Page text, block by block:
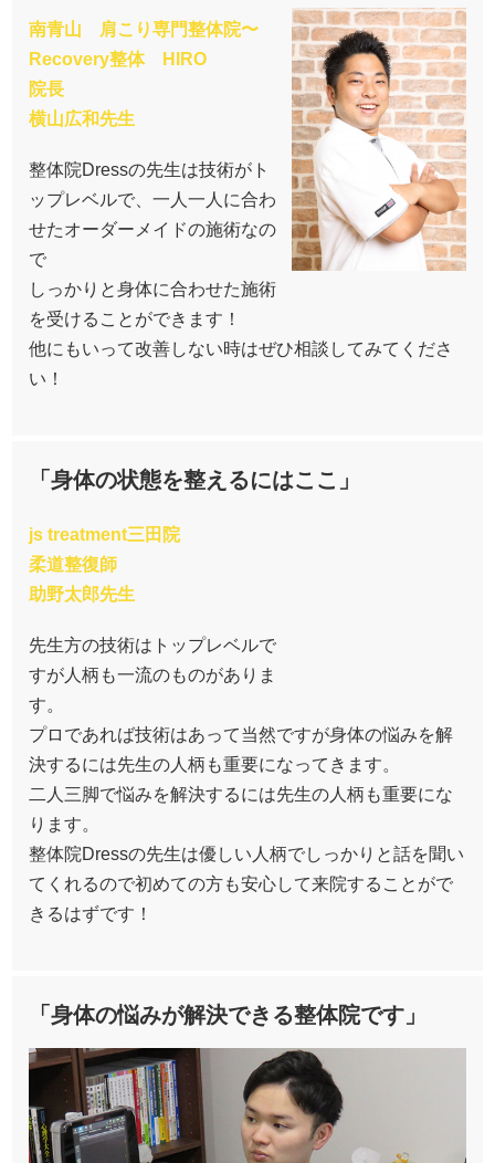
南青山 肩こり専門整体院〜
Recovery整体 HIRO
院長
横山広和先生
整体院Dressの先生は技術がト
ップレベルで、一人一人に合わ
せたオーダーメイドの施術なの
で
しっかりと身体に合わせた施術
を受けることができます！
他にもいって改善しない時はぜひ相談してみてくださ
い！
「身体の状態を整えるにはここ」
js treatment三田院
柔道整復師
助野太郎先生
先生方の技術はトップレベルで
すが人柄も一流のものがありま
す。
プロであれば技術はあって当然ですが身体の悩みを解
決するには先生の人柄も重要になってきます。
二人三脚で悩みを解決するには先生の人柄も重要にな
ります。
整体院Dressの先生は優しい人柄でしっかりと話を聞い
てくれるので初めての方も安心して来院することがで
きるはずです！
「身体の悩みが解決できる整体院です」